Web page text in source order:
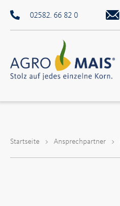
02582. 66 82 0
Startseite > Ansprechpartner >